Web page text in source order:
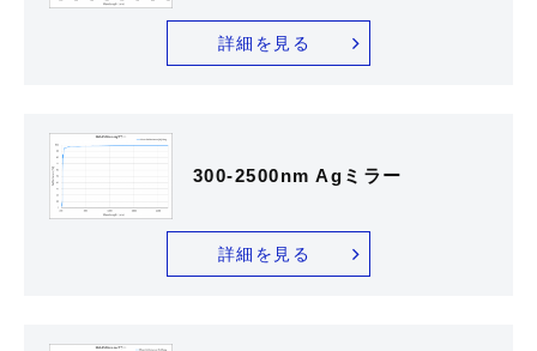
詳細を見る
300-2500nm Agミラー
詳細を見る